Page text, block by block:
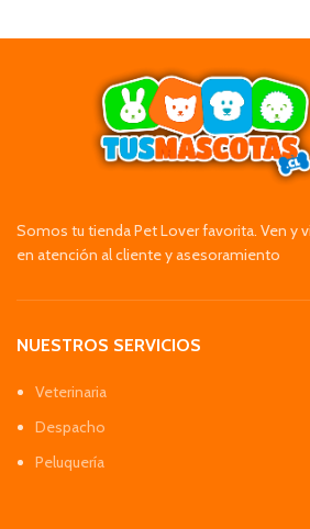
Somos tu tienda Pet Lover favorita. Ven y
en atención al cliente y asesoramiento
NUESTROS SERVICIOS
Veterinaria
Despacho
Peluquería